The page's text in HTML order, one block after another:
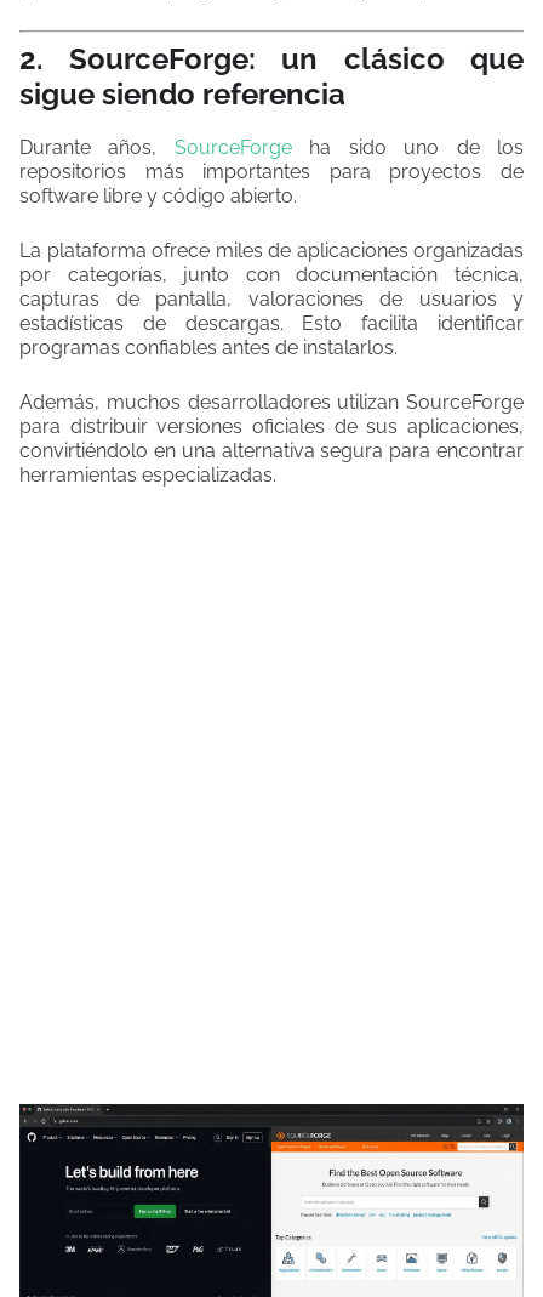
2. SourceForge: un clásico que
sigue siendo referencia
Durante años, SourceForgeha sido uno de los
repositorios más importantes para proyectos de
software libre y código abierto.
La plataforma ofrece miles de aplicaciones organizadas
por categorías, junto con documentación técnica,
capturas de pantalla, valoraciones de usuarios y
estadísticas de descargas. Esto facilita identificar
programas confiables antes de instalarlos.
Además, muchos desarrolladores utilizan SourceForge
para distribuir versiones oficiales de sus aplicaciones,
convirtiéndolo en una alternativa segura para encontrar
herramientas especializadas.